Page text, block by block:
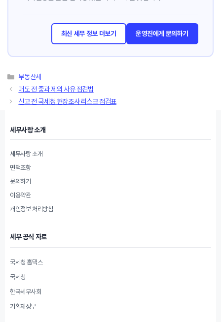
최신 세무 정보 더보기 운영진에게 문의하기
카
테
리
부동산세
매도 전 중과 제외 사유 점검법
신고 전 국세청 현장조사 리스크 점검표
세무사랑 소개
세무사랑 소개
면책조항
문의하기
이용약관
개인정보 처리방침
세무 공식 자료
국세청 홈택스
국세청
한국세무사회
기획재정부